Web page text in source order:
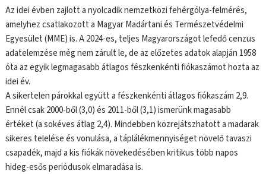
Az idei évben zajlott a nyolcadik nemzetközi fehérgólya-felmérés,
amelyhez csatlakozott a Magyar Madártani és Természetvédelmi
Egyesület (MME) is. A 2024-es, teljes Magyarországot lefedő cenzus
adatelemzése még nem zárult le, de az előzetes adatok alapján 1958
óta az egyik legmagasabb átlagos fészkenkénti fiókaszámot hozta az
idei év.
A sikertelen párokkal együtt a fészkenkénti átlagos fiókaszám 2,9.
Ennél csak 2000-ből (3,0) és 2011-ből (3,1) ismerünk magasabb
értéket (a sokéves átlag 2,4). Mindebben közrejátszhatott a madarak
sikeres telelése és vonulása, a táplálékmennyiséget növelő tavaszi
csapadék, majd a kis fiókák növekedésében kritikus több napos
hideg-esős periódusok elmaradása is.